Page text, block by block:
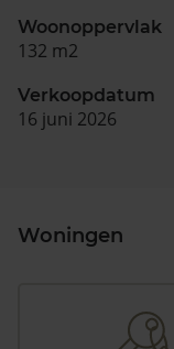
Woonoppervlak
132 m2
Verkoopdatum
16 juni 2026
Woningen